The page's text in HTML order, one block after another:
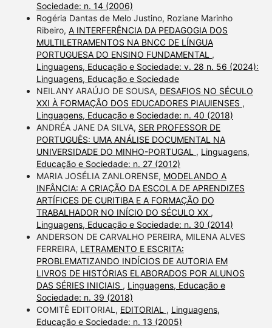
Sociedade: n. 14 (2006)
Rogéria Dantas de Melo Justino, Roziane Marinho
Ribeiro, A INTERFERÊNCIA DA PEDAGOGIA DOS
MULTILETRAMENTOS NA BNCC DE LÍNGUA
PORTUGUESA DO ENSINO FUNDAMENTAL ,
Linguagens, Educação e Sociedade: v. 28 n. 56 (2024):
Linguagens, Educação e Sociedade
NEILANY ARAÚJO DE SOUSA, DESAFIOS NO SÉCULO
XXI À FORMAÇÃO DOS EDUCADORES PIAUIENSES ,
Linguagens, Educação e Sociedade: n. 40 (2018)
ANDRÉA JANE DA SILVA, SER PROFESSOR DE
PORTUGUÊS: UMA ANÁLISE DOCUMENTAL NA
UNIVERSIDADE DO MINHO-PORTUGAL , Linguagens,
Educação e Sociedade: n. 27 (2012)
MARIA JOSÉLIA ZANLORENSE, MODELANDO A
INFÂNCIA: A CRIAÇÃO DA ESCOLA DE APRENDIZES
ARTÍFICES DE CURITIBA E A FORMAÇÃO DO
TRABALHADOR NO INÍCIO DO SÉCULO XX ,
Linguagens, Educação e Sociedade: n. 30 (2014)
ANDERSON DE CARVALHO PEREIRA, MILENA ALVES
FERREIRA, LETRAMENTO E ESCRITA:
PROBLEMATIZANDO INDÍCIOS DE AUTORIA EM
LIVROS DE HISTÓRIAS ELABORADOS POR ALUNOS
DAS SÉRIES INICIAIS , Linguagens, Educação e
Sociedade: n. 39 (2018)
COMITÊ EDITORIAL, EDITORIAL , Linguagens,
Educação e Sociedade: n. 13 (2005)